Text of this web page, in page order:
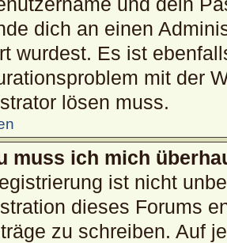
dich an einen
wurdest. Es ist
mit der
lösen muss.
muss ich mich
ist nicht
dieses Forums
zu schreiben. Auf